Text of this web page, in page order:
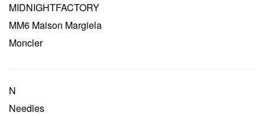
MIDNIGHTFACTORY
MM6 Maison Margiela
Moncler
N
Needles